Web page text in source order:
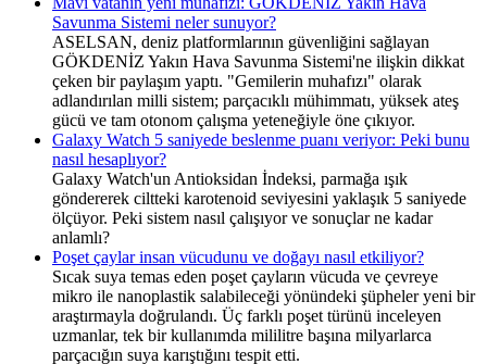
Savunma Sistemi neler sunuyor?
ASELSAN, deniz platformlarının güvenliğini sağlayan
GÖKDENİZ Yakın Hava Savunma Sistemi'ne ilişkin dikkat
çeken bir paylaşım yaptı. "Gemilerin muhafızı" olarak
adlandırılan milli sistem; parçacıklı mühimmatı, yüksek ateş
gücü ve tam otonom çalışma yeteneğiyle öne çıkıyor.
Galaxy Watch 5 saniyede beslenme puanı veriyor: Peki bunu
nasıl hesaplıyor?
Galaxy Watch'un Antioksidan İndeksi, parmağa ışık
göndererek ciltteki karotenoid seviyesini yaklaşık 5 saniyede
ölçüyor. Peki sistem nasıl çalışıyor ve sonuçlar ne kadar
anlamlı?
Poşet çaylar insan vücudunu ve doğayı nasıl etkiliyor?
Sıcak suya temas eden poşet çayların vücuda ve çevreye
mikro ile nanoplastik salabileceği yönündeki şüpheler yeni bir
araştırmayla doğrulandı. Üç farklı poşet türünü inceleyen
uzmanlar, tek bir kullanımda mililitre başına milyarlarca
parçacığın suya karıştığını tespit etti.